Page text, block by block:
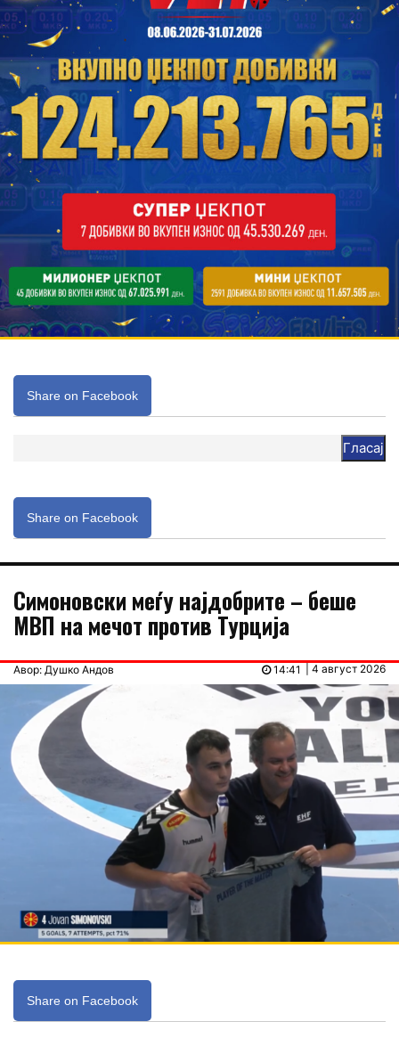
Share on Facebook
Гласај
Share on Facebook
Симоновски меѓу најдобрите – беше
МВП на мечот против Турција
Авор: Душко Андов | 4 август 2026
14:41
Share on Facebook